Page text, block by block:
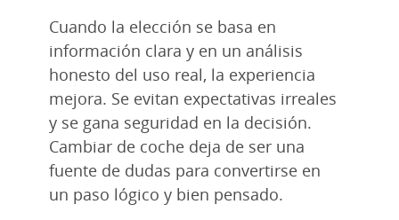
Cuando la elección se basa en
información clara y en un análisis
honesto del uso real, la experiencia
mejora. Se evitan expectativas irreales
y se gana seguridad en la decisión.
Cambiar de coche deja de ser una
fuente de dudas para convertirse en
un paso lógico y bien pensado.